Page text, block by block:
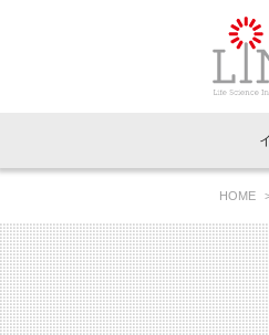
イベン
イベン
LINK-J
LINK-J
Out of
インタ
スペシ
連載コ
ニュー
トピッ
メディ
理事長
国内外
組織概
特別会
専用メ
ラウン
アクセ
HOME